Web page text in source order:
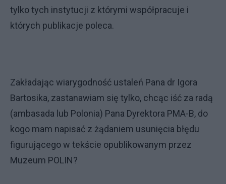
tylko tych instytucji z którymi współpracuje i
których publikacje poleca.
Zakładając wiarygodność ustaleń Pana dr Igora
Bartosika, zastanawiam się tylko, chcąc iść za radą
(ambasada lub Polonia) Pana Dyrektora PMA-B, do
kogo mam napisać z żądaniem usunięcia błędu
figurującego w tekście opublikowanym przez
Muzeum POLIN?